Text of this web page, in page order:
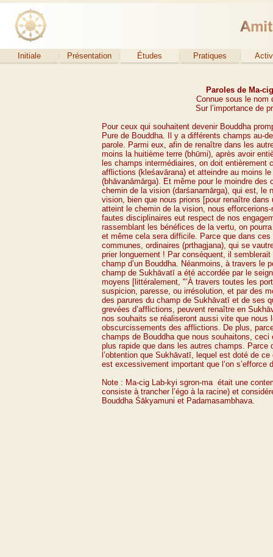
Initiale Présentation Études Pratiques
Paroles de Ma-
Connue sous le nom
Sur l’importance de
Pour ceux qui souhaitent devenir Bouddha
Pure de Bouddha. Il y a différents champs au-
parole. Parmi eux, afin de renaître dans les
moins la huitième terre (bhūmi), après avoir
les champs intermédiaires, on doit
afflictions (kleśavārana) et atteindre au moins
(bhāvanāmārga). Et même pour le moindre
chemin de la vision (darśanamārga), qui est, le
vision, bien que nous prions [pour renaître
atteint le chemin de la vision, nous efforcerions-
fautes disciplinaires eut respect de nos
rassemblant les bénéfices de la vertu, on
et même cela sera difficile. Parce que dans
communes, ordinaires (prthagjana), qui se
prier longuement ! Par conséquent, il
champ d’un Bouddha. Néanmoins, à travers le
champ de Sukhāvatī a été accordée par le
moyens [littéralement, "’À travers toutes les
suspicion, paresse, ou irrésolution, et par des
des parures du champ de Sukhāvatī et de ses
grevées d’afflictions, peuvent renaître en
nos souhaits se réaliseront aussi vite que
obscurcissements des afflictions. De plus,
champs de Bouddha que nous souhaitons,
plus rapide que dans les autres champs. Parce
l’obtention que Sukhāvatī, lequel est doté de
est excessivement important que l’on
Note : Ma-cig Lab-kyi sgron-ma était une
consiste à trancher l’égo à la racine) et
Bouddha Śākyamuni et Padamasambhava.